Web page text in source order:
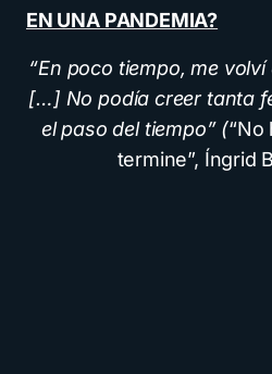
EN UNA PANDEMIA?
“En poco tiempo, me
[…] No podía creer tanta
el paso del tiempo” (“No
termine”, Íngrid